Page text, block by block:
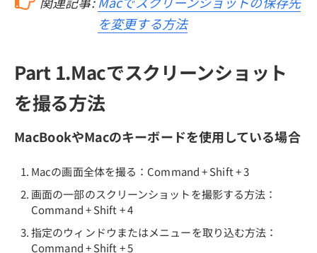
を変更する方法
Part 1.Macでスクリーンショット
を撮る方法
MacBookやMacのキーボードを使用している場合
Macの画面全体を撮る：Command + Shift + 3
画面の一部のスクリーンショットを撮影する方法：
Command + Shift + 4
指定のウィンドウまたはメニューを取り込む方法：
Command + Shift + 5